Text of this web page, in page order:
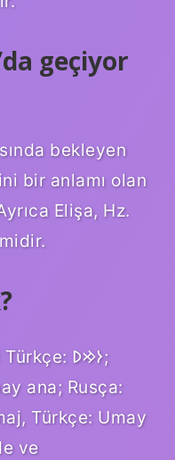
geçiyor
bekleyen
bir anlamı olan
Elişa, Hz.
𐰆𐰢𐰖;
ana; Rusça:
Türkçe: Umay
ve